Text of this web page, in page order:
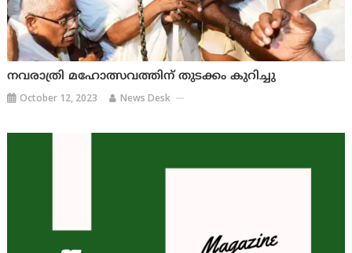
നവരാത്രി മഹോത്സവത്തിന് തുടക്കം കുറിച്ചു
October 12, 2023 News Desk